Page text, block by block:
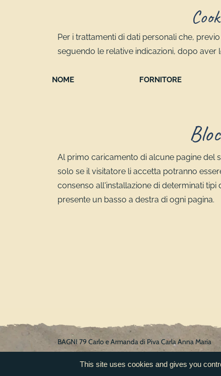
Per i trattamenti di dati personali che,
seguendo le relative indicazioni, dopo aver
NOME FORNITORE
Al primo caricamento di alcune pagine del
solo se il visitatore li accetta potranno
consenso all'installazione di determinati
presente un basso a destra di ogni pagina.
BAGNI 79 Carlo e Armanda di Piva Carla Anna Maria
P.Iva 01099120428 - Reg.Imp. AN
This site uses cookies and gives you